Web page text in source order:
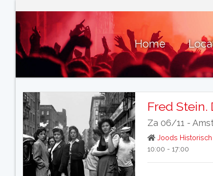
Home
Fred Stein.
Za 06/11 -
Joods
10:00 - 17:00